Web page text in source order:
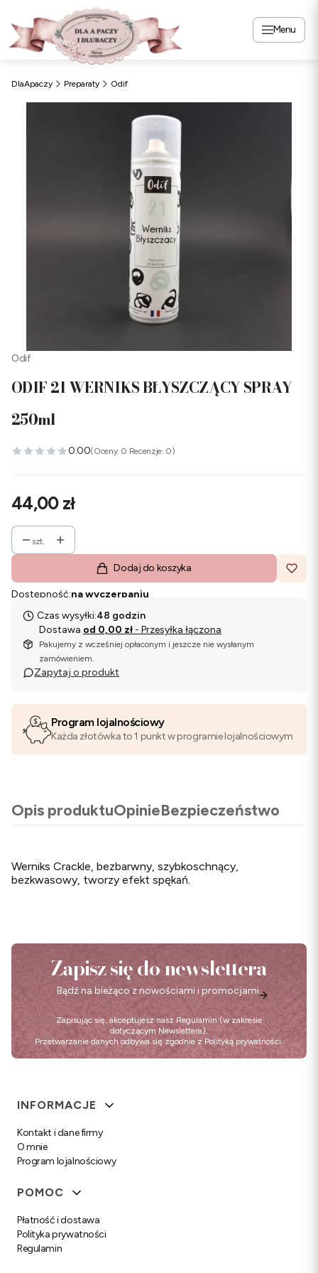
Menu
DlaApaczy Preparaty Odif
Odif
ODIF 21 WERNIKS BŁYSZCZĄCY SPRAY
250ml
0.00(Oceny: 0 Recenzje: 0)
Cena
44,00 zł
szt.
Dodaj do koszyka
Dostępność:na wyczerpaniu
Czas wysyłki:48 godzin
Dostawa od 0,00 zł - Przesyłka łączona
Pakujemy z wcześniej opłaconym i jeszcze nie wysłanym
zamówieniem.
Zapytaj o produkt
Program lojalnościowy
Każda złotówka to 1 punkt w programie lojalnościowym
Opis produktuOpinieBezpieczeństwo
Werniks Crackle, bezbarwny, szybkoschnący,
bezkwasowy, tworzy efekt spękań.
Zapisz się do newslettera
Bądź na bieżąco z nowościami i promocjami.
Zapisując się, akceptujesz nasz Regulamin (w zakresie
dotyczącym Newslettera).
Przetwarzanie danych odbywa się zgodnie z Polityką prywatności.
Linki w stopce
INFORMACJE
Kontakt i dane firmy
O mnie
Program lojalnościowy
POMOC
Płatność i dostawa
Polityka prywatności
Regulamin